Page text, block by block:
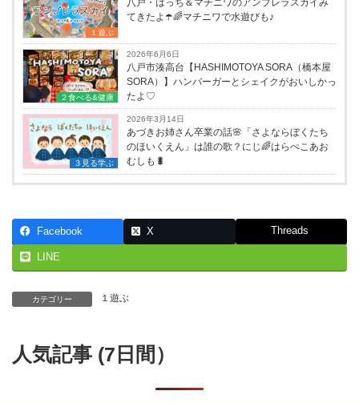
１遊ぶ
てきたよ☂️🌈マチニワで水遊びも♪
２食べる&健康
2026年6月6日
八戸市湊高台【HASHIMOTOYA SORA（橋本屋
SORA）】ハンバーガーとシェイクがおいしかっ
たよ♡
３見る学ぶ
2026年3月14日
あづきお姉さん卒業の話🌸「さよならぼくたち
のほいくえん」は誰の歌？にじ🌈はらぺこあお
むしも🐛
Facebook X Threads
LINE
カテゴリー １遊ぶ
人気記事 (7日間）